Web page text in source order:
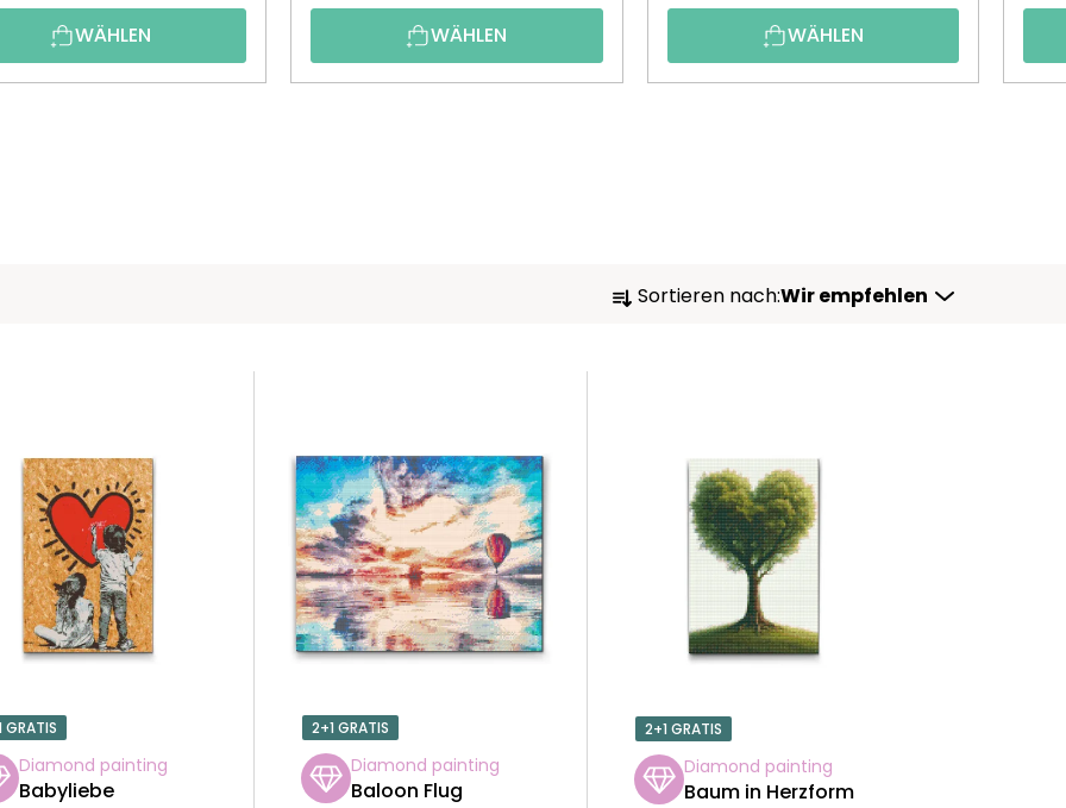
WÄHLEN WÄHLEN WÄHLEN
P
O
R
Sortieren nach:Wir empfehlen
GRATIS
Diamond painting
Babyliebe
2+1 GRATIS
Diamond painting
Baloon Flug
2+1 GRATIS
Diamond painting
Baum in Herzform